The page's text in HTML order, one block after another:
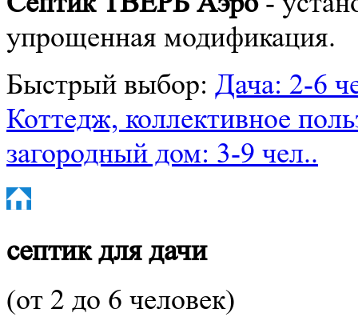
упрощенная модификация.
Быстрый выбор: Дача: 2-6
Коттедж, коллективное
загородный дом: 3-9 чел..
септикдля дачи
(от 2 до 6 человек)